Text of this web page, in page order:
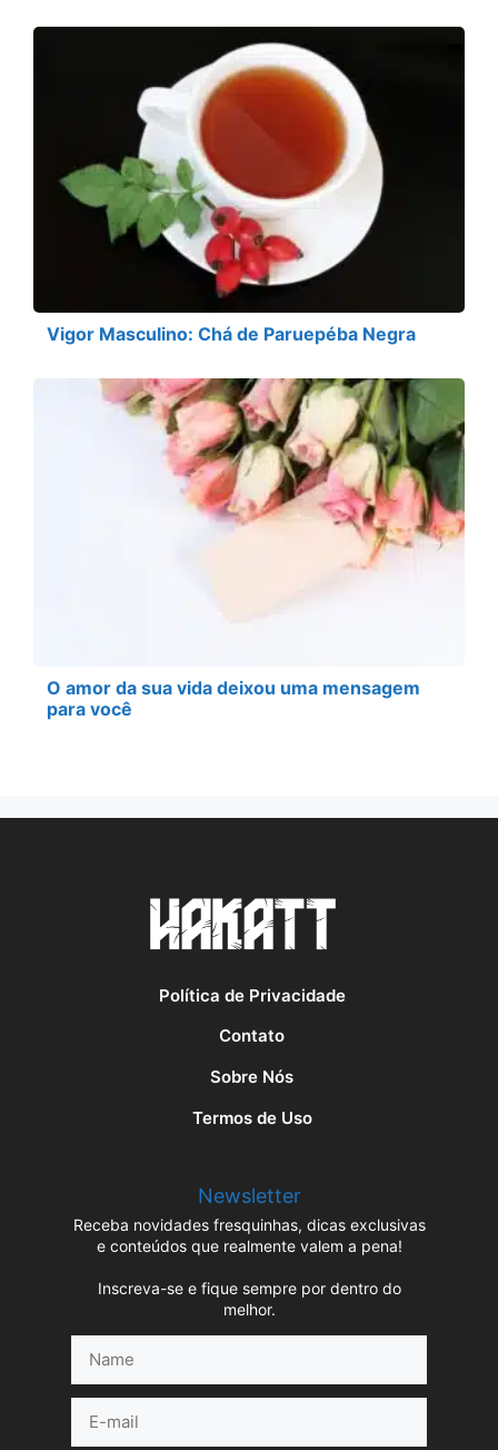
Vigor Masculino: Chá de Paruepéba Negra
O amor da sua vida deixou uma mensagem
para você
Política de Privacidade
Contato
Sobre Nós
Termos de Uso
Newsletter
Receba novidades fresquinhas, dicas exclusivas
e conteúdos que realmente valem a pena!
Inscreva-se e fique sempre por dentro do
melhor.
mail